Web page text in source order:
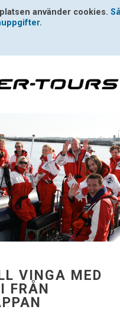
använder cookies.
.
VINGA MED
FRÅN